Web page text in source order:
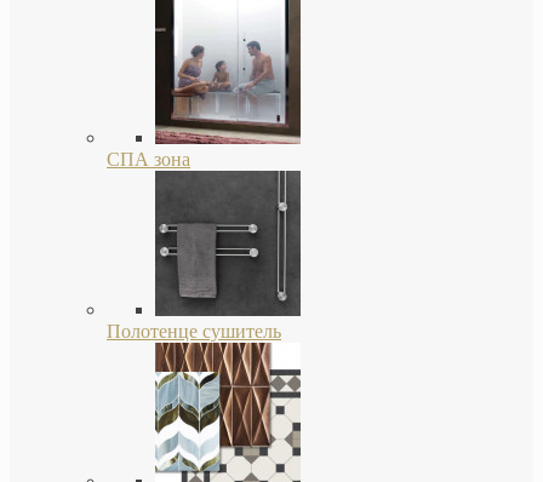
СПА зона
Полотенце сушитель